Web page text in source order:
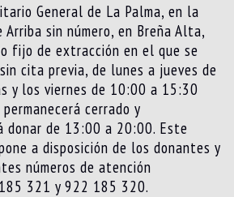
General de La Palma, en la
sin número, en Breña Alta,
fijo de extracción en el que se
cita previa, de lunes a jueves de
y los viernes de 10:00 a 15:30
cerrado y
donar de 13:00 a 20:00. Este
a disposición de los donantes y
números de atención
321 y 922 185 320.